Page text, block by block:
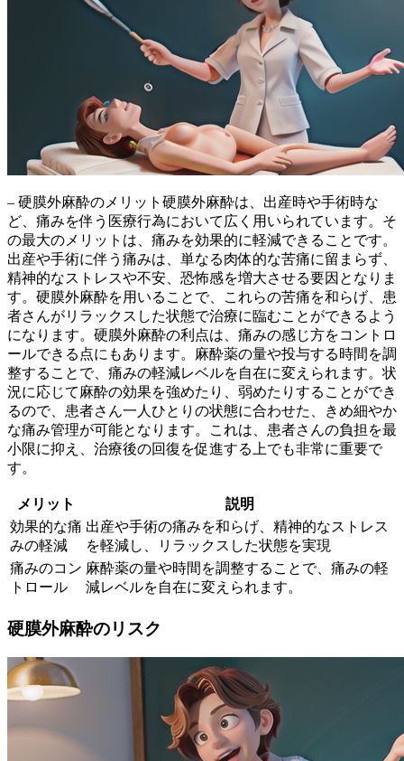
– 硬膜外麻酔のメリット硬膜外麻酔は、出産時や手術時な
ど、痛みを伴う医療行為において広く用いられています。そ
の最大のメリットは、 痛みを効果的に軽減できる ことです。
出産や手術に伴う痛みは、単なる肉体的な苦痛に留まらず、
精神的なストレスや不安、恐怖感を増大させる要因となりま
す。硬膜外麻酔を用いることで、これらの苦痛を和らげ、患
者さんがリラックスした状態で治療に臨むことができるよう
になります。硬膜外麻酔の利点は、痛みの感じ方をコントロ
ールできる点にもあります。麻酔薬の量や投与する時間を調
整することで、 痛みの軽減レベルを自在に変えられます。状
況に応じて麻酔の効果を強めたり、弱めたりすることができ
るので、患者さん一人ひとりの状態に合わせた、きめ細やか
な痛み管理が可能となります。これは、患者さんの負担を最
小限に抑え、治療後の回復を促進する上でも非常に重要で
す。
メリット
説明
効果的な痛
みの軽減
出産や手術の痛みを和らげ、精神的なストレス
を軽減し、リラックスした状態を実現
痛みのコン
トロール
麻酔薬の量や時間を調整することで、痛みの軽
減レベルを自在に変えられます。
硬膜外麻酔のリスク